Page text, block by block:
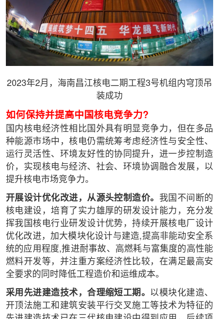
2023年2月，海南昌江核电二期工程3号机组内穹顶吊
装成功
如何保持并提高中国核电竞争力?
国内核电经济性相比国外具有明显竞争力，但在多品
种能源市场中，核电仍需统筹考虑经济性与安全性、
运行灵活性、环境友好性的协同提升，进一步控制造
价，实现核电与经济、社会、环境协调融合发展，以
提升核电市场竞争力。
开展设计优化改进，从源头控制造价。 我国不间断的
核电建设，培育了实力雄厚的研发设计能力，充分发
挥我国核电行业研发设计优势，持续开展核电厂设计
优化改进，加大模块化设计与建造,提高非能动安全系
统的应用程度,推进耐事故、高燃耗与富集度的高性能
燃料开发等，并注重方案经济性比较，在满足最高安
全要求的同时降低工程造价和运维成本。
采用先进建造技术，合理缩短工期。 以模块化建造、
开顶法施工和建筑安装平行交叉施工等技术为特征的